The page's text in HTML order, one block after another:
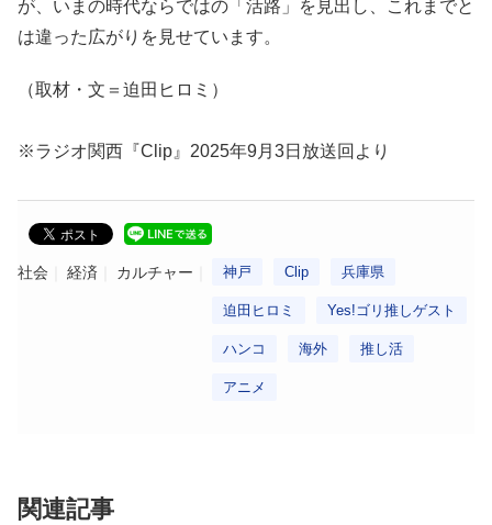
が、いまの時代ならではの「活路」を見出し、これまでと
は違った広がりを見せています。
（取材・文＝迫田ヒロミ）
※ラジオ関西『Clip』2025年9月3日放送回より
社会 経済 カルチャー 神戸 Clip 兵庫県
迫田ヒロミ Yes!ゴリ推しゲスト
ハンコ 海外 推し活
アニメ
関連記事